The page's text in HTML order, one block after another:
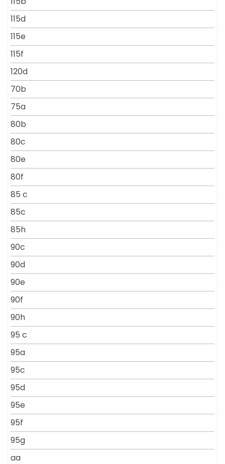
115d
115e
115f
120d
70b
75a
80b
80c
80e
80f
85 c
85c
85h
90c
90d
90e
90f
90h
95 c
95a
95c
95d
95e
95f
95g
aa